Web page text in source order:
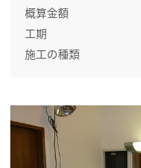
概算金額
工期
施工の種類